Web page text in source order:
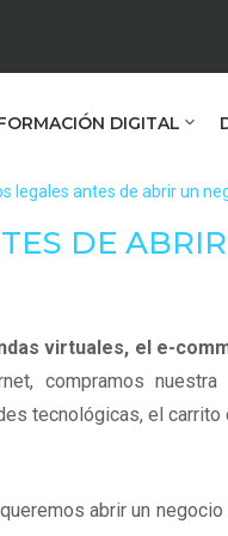
DIGITAL
legales antes de abrir un
DE
virtuales, el e-
compramos
tecnológicas, el carrito
abrir un